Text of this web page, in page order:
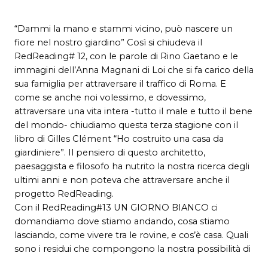
“Dammi la mano e stammi vicino, può nascere un
fiore nel nostro giardino” Così si chiudeva il
RedReading# 12, con le parole di Rino Gaetano e le
immagini dell’Anna Magnani di Loi che si fa carico della
sua famiglia per attraversare il traffico di Roma. E
come se anche noi volessimo, e dovessimo,
attraversare una vita intera -tutto il male e tutto il bene
del mondo- chiudiamo questa terza stagione con il
libro di Gilles Clément “Ho costruito una casa da
giardiniere”. Il pensiero di questo architetto,
paesaggista e filosofo ha nutrito la nostra ricerca degli
ultimi anni e non poteva che attraversare anche il
progetto RedReading.
Con il RedReading#13 UN GIORNO BIANCO ci
domandiamo dove stiamo andando, cosa stiamo
lasciando, come vivere tra le rovine, e cos’è casa. Quali
sono i residui che compongono la nostra possibilità di